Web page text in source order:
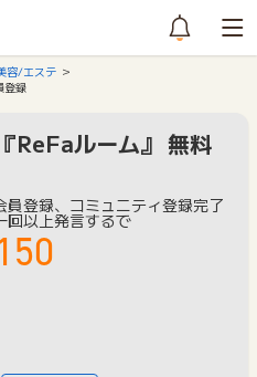
容/エステ
登録
ReFaルーム』 無料
員登録、コミュニティ登録完了
回以上発言するで
150